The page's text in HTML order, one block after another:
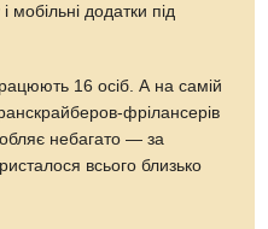
додатки під
16 осіб. А на самій
фрілансерів
небагато — за
всього близько